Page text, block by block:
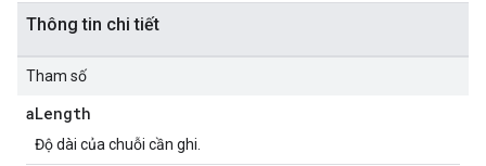
Thông tin chi tiết
Tham số
aLength
Độ dài của chuỗi cần ghi.